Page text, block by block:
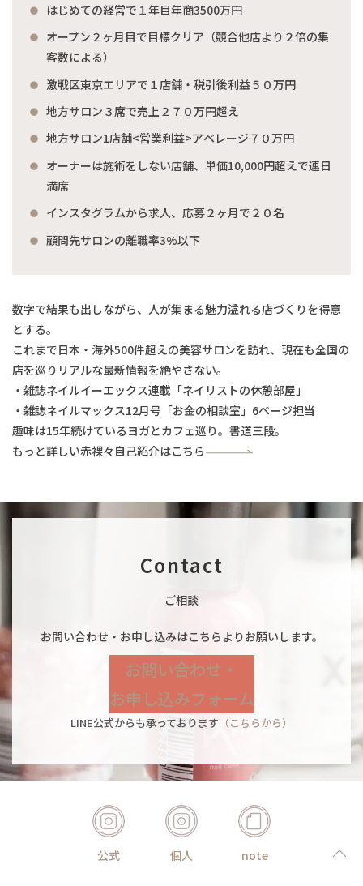
はじめての経営で１年目年商3500万円
オープン２ヶ月目で目標クリア（競合他店より２倍の集
客数による）
激戦区東京エリアで１店舗・税引後利益５０万円
地方サロン３席で売上２７０万円超え
地方サロン1店舗<営業利益>アベレージ７０万円
オーナーは施術をしない店舗、単価10,000円超えで連日
満席
インスタグラムから求人、応募２ヶ月で２０名
顧問先サロンの離職率3%以下
数字で結果も出しながら、人が集まる魅力溢れる店づくりを得意
とする。
これまで日本・海外500件超えの美容サロンを訪れ、現在も全国の
店を巡りリアルな最新情報を絶やさない。
・雑誌ネイルイーエックス連載「ネイリストの休憩部屋」
・雑誌ネイルマックス12月号「お金の相談室」6ページ担当
趣味は15年続けているヨガとカフェ巡り。書道三段。
もっと詳しい赤裸々自己紹介はこちら
Contact
ご相談
お問い合わせ・お申し込みはこちらよりお願いします。
お問い合わせ・
お申し込みフォーム
LINE公式からも承っております （こちらから）
公式 個人 note